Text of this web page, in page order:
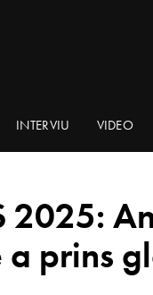
INTERVIU VIDEO
2025:
a prins